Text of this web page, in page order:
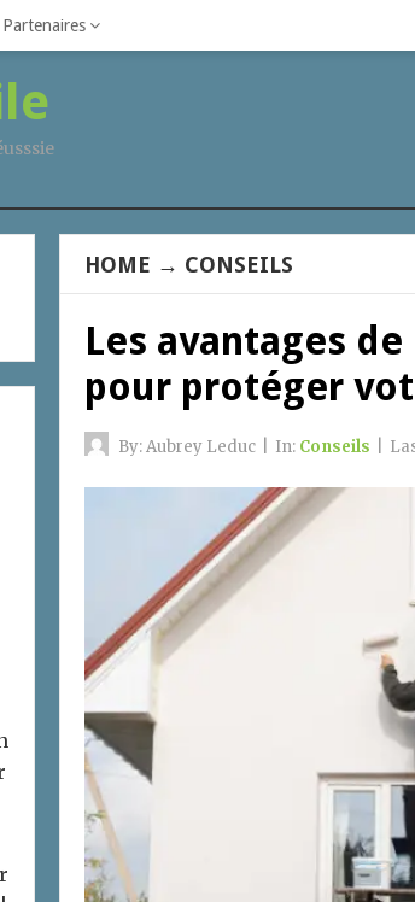
Partenaires
HOME → CONSEILS
Les avantages
pour protéger
By:Aubrey Leduc In: Conseils